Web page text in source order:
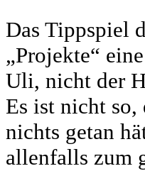
Das Tippspiel
„Projekte“
Uli, nicht der
Es ist nicht so,
nichts getan
allenfalls zum